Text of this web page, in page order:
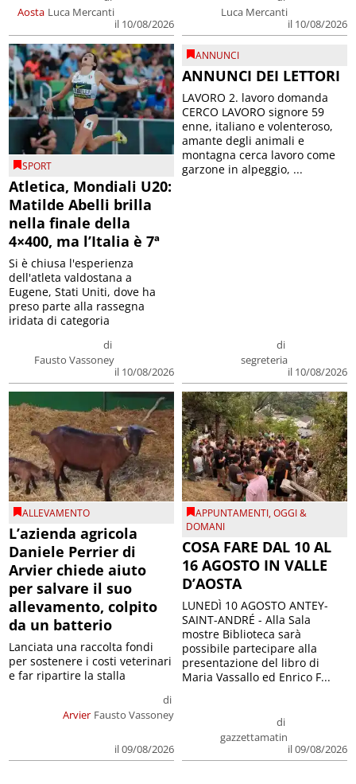
Aosta Luca Mercanti
il 10/08/2026
Luca Mercanti
il 10/08/2026
SPORT
Atletica, Mondiali U20:
Matilde Abelli brilla
nella finale della
4×400, ma l’Italia è 7ª
di
Fausto Vassoney
il 10/08/2026
Si è chiusa l'esperienza
dell'atleta valdostana a
Eugene, Stati Uniti, dove ha
preso parte alla rassegna
iridata di categoria
ANNUNCI
ANNUNCI DEI LETTORI
di
segreteria
il 10/08/2026
LAVORO 2. lavoro domanda
CERCO LAVORO signore 59
enne, italiano e volenteroso,
amante degli animali e
montagna cerca lavoro come
garzone in alpeggio, ...
ALLEVAMENTO
L’azienda agricola
Daniele Perrier di
Arvier chiede aiuto
per salvare il suo
allevamento, colpito
da un batterio
Arvier
di
Fausto Vassoney
il 09/08/2026
Lanciata una raccolta fondi
per sostenere i costi veterinari
e far ripartire la stalla
APPUNTAMENTI,OGGI &
DOMANI
COSA FARE DAL 10 AL
16 AGOSTO IN VALLE
D’AOSTA
di
gazzettamatin
il 09/08/2026
LUNEDÌ 10 AGOSTO ANTEY-
SAINT-ANDRÉ - Alla Sala
mostre Biblioteca sarà
possibile partecipare alla
presentazione del libro di
Maria Vassallo ed Enrico F...